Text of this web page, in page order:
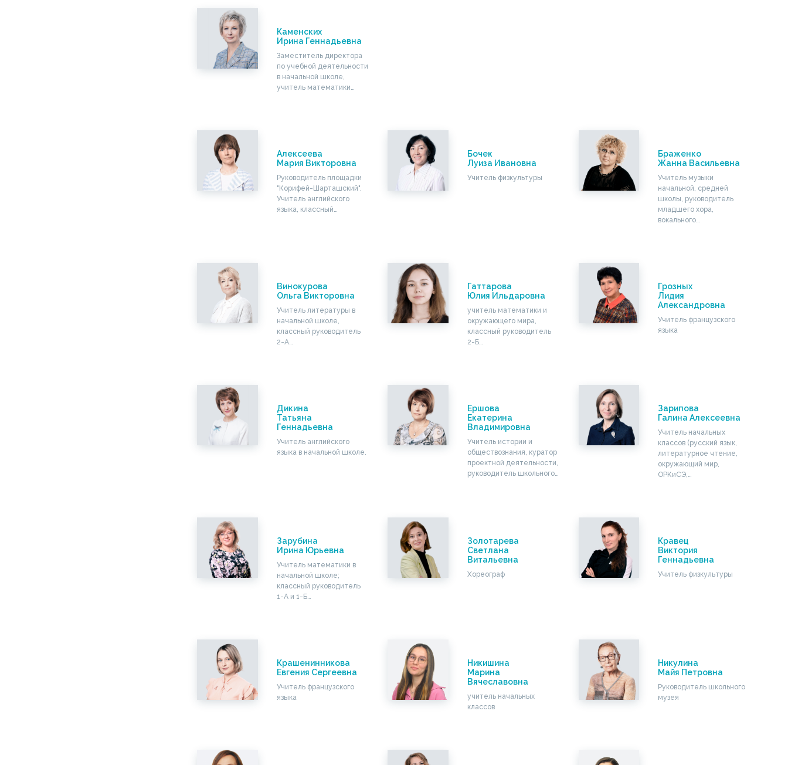
Каменских
Ирина Геннадьевна
Заместитель директора
по учебной деятельности
в начальной школе,
учитель математики…
Алексеева
Мария Викторовна
Руководитель площадки
"Корифей-Шарташский".
Учитель английского
языка, классный…
Бочек
Луиза Ивановна
Учитель физкультуры
Браженко
Жанна Васильевна
Учитель музыки
начальной, средней
школы, руководитель
младшего хора,
вокального…
Винокурова
Ольга Викторовна
Учитель литературы в
начальной школе,
классный руководитель
2-А…
Гаттарова
Юлия Ильдаровна
учитель математики и
окружающего мира,
классный руководитель
2-Б…
Грозных
Лидия
Александровна
Учитель французского
языка
Дикина
Татьяна
Геннадьевна
Учитель английского
языка в начальной школе.
Ершова
Екатерина
Владимировна
Учитель истории и
обществознания, куратор
проектной деятельности,
руководитель школьного…
Зарипова
Галина Алексеевна
Учитель начальных
классов (русский язык,
литературное чтение,
окружающий мир,
ОРКиСЭ,…
Зарубина
Ирина Юрьевна
Учитель математики в
начальной школе;
классный руководитель
1-А и 1-Б…
Золотарева
Светлана
Витальевна
Хореограф
Кравец
Виктория
Геннадьевна
Учитель физкультуры
Крашенинникова
Евгения Сергеевна
Учитель французского
языка
Никишина
Марина
Вячеславовна
учитель начальных
классов
Никулина
Майя Петровна
Руководитель школьного
музея